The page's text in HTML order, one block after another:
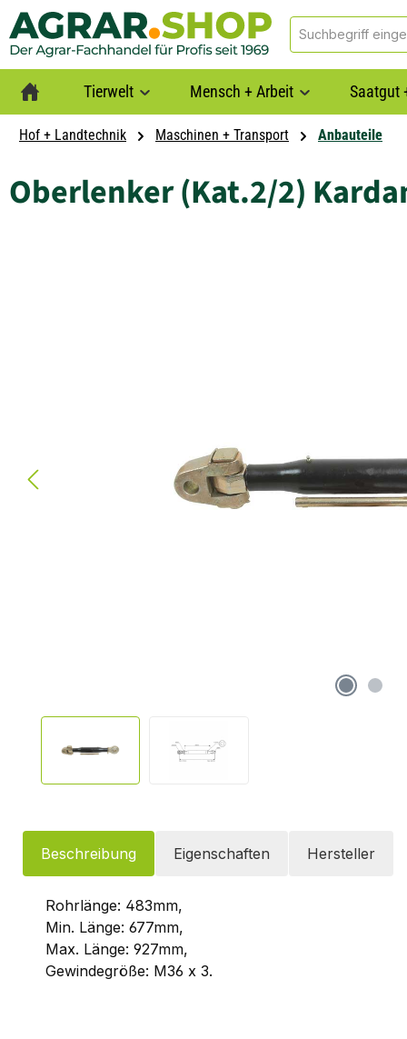
Zur Hauptnavigation springen
Tierwelt Mensch + Arbeit Saatgut
Hof + Landtechnik Maschinen + Transport Anbauteile
Oberlenker (Kat.2/2)
Beschreibung Eigenschaften Hersteller
Rohrlänge: 483mm,
Min. Länge: 677mm,
Max. Länge: 927mm,
Gewindegröße: M36 x 3.